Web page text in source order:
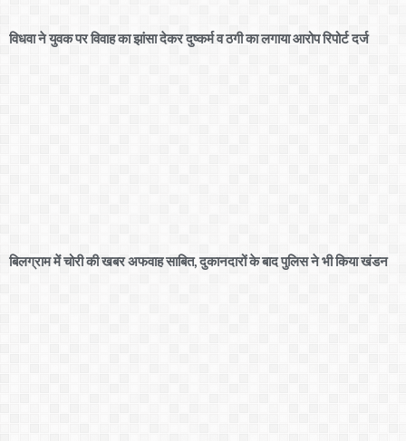
विधवा ने युवक पर विवाह का झांसा देकर दुष्कर्म व ठगी का लगाया आरोप रिपोर्ट दर्ज
बिलग्राम में चोरी की खबर अफवाह साबित, दुकानदारों के बाद पुलिस ने भी किया खंडन